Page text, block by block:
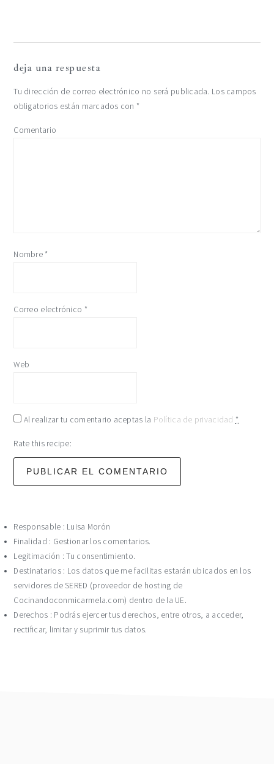
interacciones
con
los
lectores
deja una respuesta
Tu dirección de correo electrónico no será publicada. Los campos
obligatorios están marcados con *
Comentario
Nombre *
Correo electrónico *
Web
Al realizar tu comentario aceptas la Política de privacidad *
Rate this recipe:
Responsable : Luisa Morón
Finalidad : Gestionar los comentarios.
Legitimación : Tu consentimiento.
Destinatarios : Los datos que me facilitas estarán ubicados en los
servidores de SERED (proveedor de hosting de
Cocinandoconmicarmela.com) dentro de la UE.
Derechos : Podrás ejercer tus derechos, entre otros, a acceder,
rectificar, limitar y suprimir tus datos.